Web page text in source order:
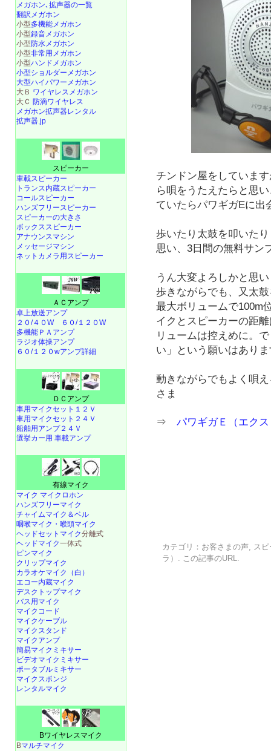
チンドン屋をしていま
ら唄をうたえたらと思
ていたらパワギガEに出
歩いたり太鼓を叩いた
思い、3日間の無料サン
うん大変よろしかと思
歩きながらでも、又太
最大ボリュームで100m
イクとスピーカーの距
リュームは控えめに。
い」という願いはあり
動きながらでもよく唄
さま
⇒パワギガＥ（エク
カテゴリ： お客さまの声, ス
ラ） . この記事のURL.
メガホン､拡声器の一覧
翻訳メガホン
小型多機能メガホン
小型録音メガホン
小型防水メガホン
小型非常用メガホン
小型ハンドメガホン
小型ショルダーメガホン
大型ハイパワーメガホン
大Ｂ ワイヤレスメガホン
大Ｃ 防滴ワイヤレス
メガホン拡声器レンタル
拡声器.jp
スピーカー
車載スピーカー
トランス内蔵スピーカー
コールスピーカー
ハンズフリースピーカー
スピーカーの大きさ
ボックススピーカー
アナウンスマシン
メッセージマシン
ネットカメラ用スピーカー
ＡＣアンプ
卓上放送アンプ
２０/４０W
６０/１２０W
多機能ＰＡアンプ
ラジオ体操アンプ
６０/１２０wアンプ詳細
ＤＣアンプ
車用マイクセット１２Ｖ
車用マイクセット２４Ｖ
船舶用アンプ２４Ｖ
選挙カー用 車載アンプ
有線マイク
マイク マイクロホン
ハンズフリーマイク
チャイムマイク＆ベル
咽喉マイク・喉頭マイク
ヘッドセットマイク分離式
ヘッドマイク一体式
ピンマイク
クリップマイク
カラオケマイク（白）
エコー内蔵マイク
デスクトップマイク
バス用マイク
マイクコード
マイクケーブル
マイクスタンド
マイクアンプ
簡易マイクミキサー
ビデオマイクミキサー
ポータブルミキサー
マイクスポンジ
レンタルマイク
Bワイヤレスマイク
Bマルチマイク